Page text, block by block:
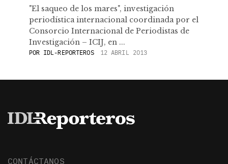
"El saqueo de los mares", investigación
periodística internacional coordinada por el
Consorcio Internacional de Periodistas de
Investigación – ICIJ, en ...
POR IDL-REPORTEROS 12 ABRIL 2013
CONTÁCTANOS